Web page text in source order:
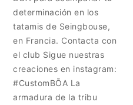
determinación en los
tatamis de Seingbouse,
en Francia. Contacta con
el club Sigue nuestras
creaciones en instagram:
#CustomBŌA La
armadura de la tribu